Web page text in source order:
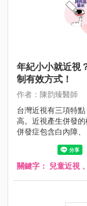
年紀小小就近視
制有效方式！
作者：陳韵臻醫師
台灣近視有三項特
高。近視產生併發的
併發症包含白內障
甚至導致失明。
關鍵字： 兒童近視 、